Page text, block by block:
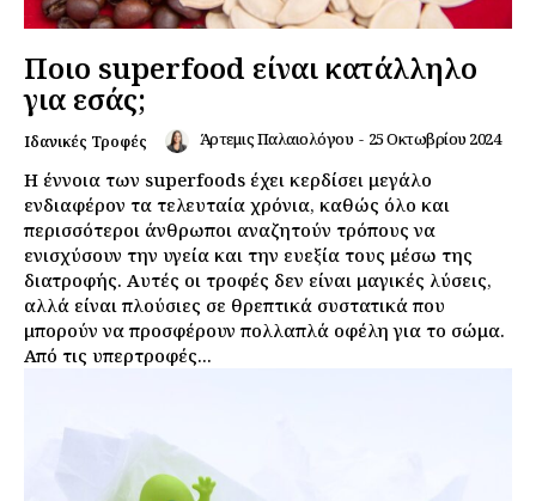
Ποιο superfood είναι κατάλληλο
για εσάς;
Ιδανικές Τροφές Άρτεμις Παλαιολόγου - 25 Οκτωβρίου 2024
Η έννοια των superfoods έχει κερδίσει μεγάλο
ενδιαφέρον τα τελευταία χρόνια, καθώς όλο και
περισσότεροι άνθρωποι αναζητούν τρόπους να
ενισχύσουν την υγεία και την ευεξία τους μέσω της
διατροφής. Αυτές οι τροφές δεν είναι μαγικές λύσεις,
αλλά είναι πλούσιες σε θρεπτικά συστατικά που
μπορούν να προσφέρουν πολλαπλά οφέλη για το σώμα.
Από τις υπερτροφές...